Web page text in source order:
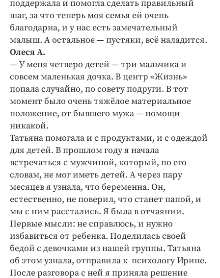
поддержала и помогла сделать правильный
шаг, за что теперь моя семья ей очень
благодарна, и у нас есть замечательный
малыш. А остальное — ​пустяки, всё наладится.
Олеся А.
— У меня четверо детей — ​три мальчика и
совсем маленькая дочка. В центр «Жизнь»
попала случайно, по совету подруги. В тот
момент было очень тяжёлое материальное
положение, от бывшего мужа — помощи
никакой.
Татьяна помогала и с продуктами, и с одеждой
для детей. В прошлом году я начала
встречаться с мужчиной, который, по его
словам, не мог иметь детей. А через пару
месяцев я узнала, что беременна. Он,
естественно, не поверил, что станет папой, и
мы с ним расстались. Я была в отчаянии.
Первые мысли: ​не справлюсь, и нужно
избавиться от ребенка. Поделилась своей
бедой с девочками из нашей группы. Татьяна
об этом узнала, отправила к психологу Ирине.
После разговора с ней я приняла решение